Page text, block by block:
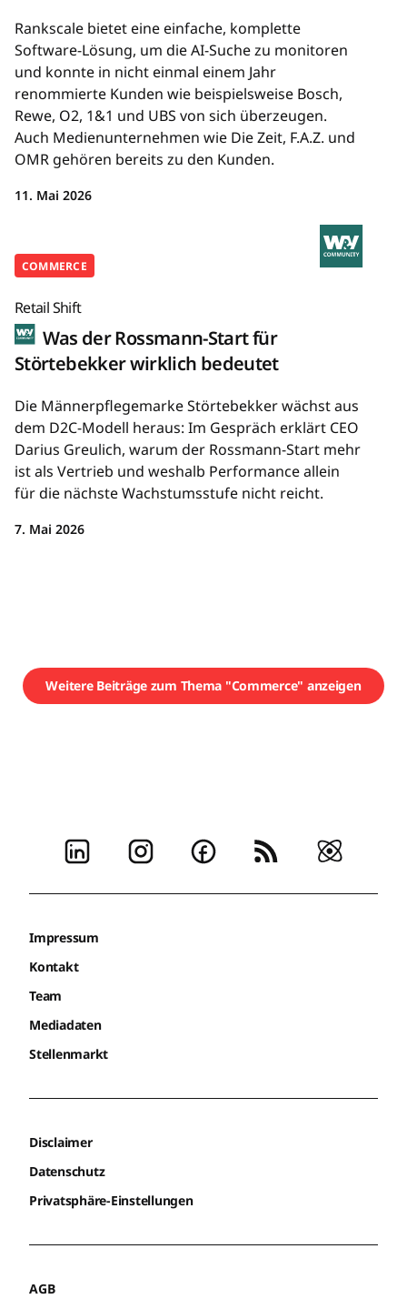
Rankscale bietet eine einfache, komplette
Software-Lösung, um die AI-Suche zu monitoren
und konnte in nicht einmal einem Jahr
renommierte Kunden wie beispielsweise Bosch,
Rewe, O2, 1&1 und UBS von sich überzeugen.
Auch Medienunternehmen wie Die Zeit, F.A.Z. und
OMR gehören bereits zu den Kunden.
11. Mai 2026
COMMERCE
Retail Shift
Was der Rossmann-Start für
Störtebekker wirklich bedeutet
Die Männerpflegemarke Störtebekker wächst aus
dem D2C-Modell heraus: Im Gespräch erklärt CEO
Darius Greulich, warum der Rossmann-Start mehr
ist als Vertrieb und weshalb Performance allein
für die nächste Wachstumsstufe nicht reicht.
7. Mai 2026
Weitere Beiträge zum Thema "Commerce" anzeigen
Impressum
Kontakt
Team
Mediadaten
Stellenmarkt
Disclaimer
Datenschutz
Privatsphäre-Einstellungen
AGB